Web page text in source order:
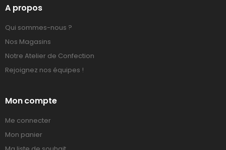
A propos
Qui sommes-nous ?
Nos Magasins
Notre Atelier de Confection
Rejoignez nos équipes !
Mon compte
Me connecter
Mon panier